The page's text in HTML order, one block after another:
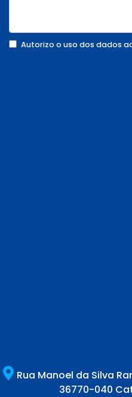
Autorizo o uso dos dados
Rua Manoel da Silva
36770-040